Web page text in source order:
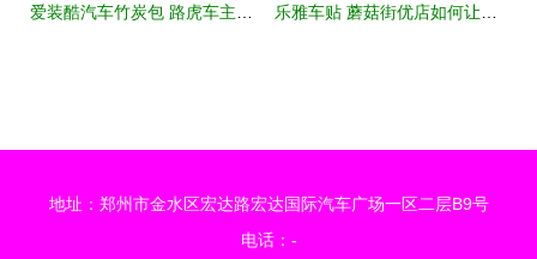
地址：郑州市金水区宏达路宏达国际汽车广场一区二层B9号
电话：-